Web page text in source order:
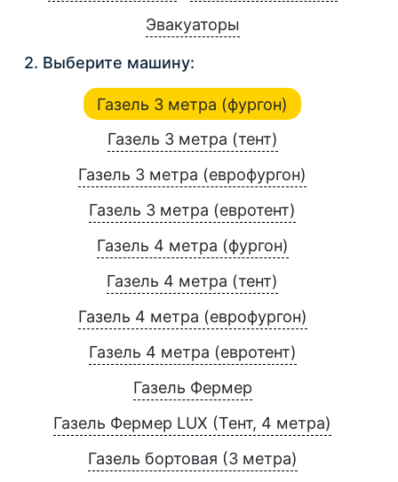
Эвакуаторы
2. Выберите машину:
Газель 3 метра (фургон)
Газель 3 метра (тент)
Газель 3 метра (еврофургон)
Газель 3 метра (евротент)
Газель 4 метра (фургон)
Газель 4 метра (тент)
Газель 4 метра (еврофургон)
Газель 4 метра (евротент)
Газель Фермер
Газель Фермер LUX (Тент, 4 метра)
Газель бортовая (3 метра)